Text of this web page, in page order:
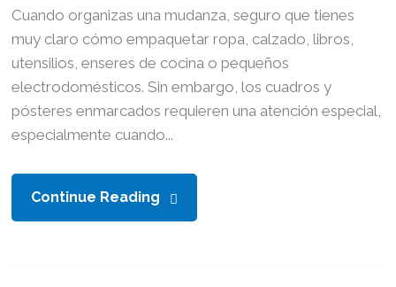
Cuando organizas una mudanza, seguro que tienes
muy claro cómo empaquetar ropa, calzado, libros,
utensilios, enseres de cocina o pequeños
electrodomésticos. Sin embargo, los cuadros y
pósteres enmarcados requieren una atención especial,
especialmente cuando...
Continue Reading